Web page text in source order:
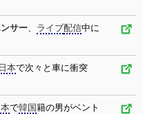
サー、 ライブ配信中に
日本で次々と車に衝突
本で韓国籍の男がベント